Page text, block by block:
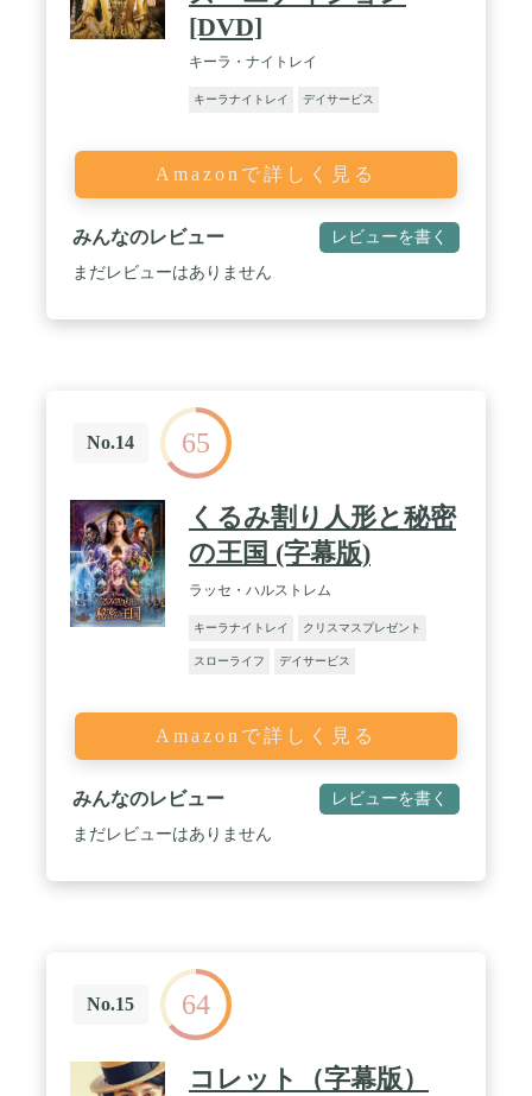
[DVD]
キーラ・ナイトレイ
キーラナイトレイ デイサービス
Amazonで詳しく見る
みんなのレビュー レビューを書く
まだレビューはありません
No.14 65
くるみ割り人形と秘密
の王国 (字幕版)
ラッセ・ハルストレム
キーラナイトレイ クリスマスプレゼント
スローライフ デイサービス
Amazonで詳しく見る
みんなのレビュー レビューを書く
まだレビューはありません
No.15 64
コレット（字幕版）